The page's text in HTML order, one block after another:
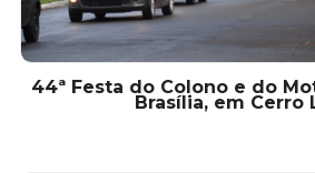
44ª Festa do Colono e do
Brasília, em Cerro